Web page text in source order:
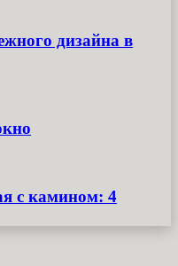
дизайна в
с камином: 4